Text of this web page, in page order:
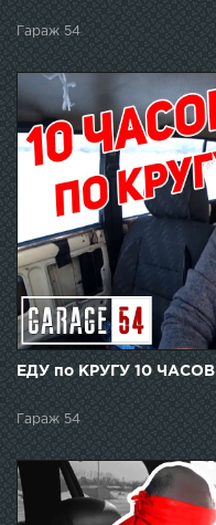
Гараж 54
ЕДУ по КРУГУ 10 ЧАСОВ
Гараж 54